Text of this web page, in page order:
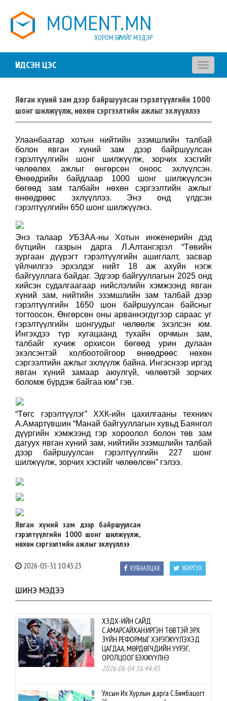
ХОРОМ БҮРИЙГ МЭДЭР
ҮНДСЭН ЦЭС
Toggle
Явган хүний зам дээр байршуулсан гэрэлтүүлгийн 1000
шонг шилжүүлж, нөхөн сэргээлтийн ажлыг эхлүүллээ
Улаанбаатар хотын нийтийн эзэмшлийн талбай
болон явган хүний зам дээр байршуулсан
гэрэлтүүлгийн шонг шилжүүлж, зорчих хэсгийг
чөлөөлөх ажлыг өнгөрсөн оноос эхлүүлсэн.
Өнөөдрийн байдлаар 1000 шонг шилжүүлсэн
бөгөөд зам талбайн нөхөн сэргээлтийн ажлыг
өнөөдрөөс эхлүүллээ. Энэ онд үлдсэн
гэрэлтүүлгийн 650 шонг шилжүүлнэ.
Энэ талаар УБЗАА-ны Хотын инженерийн дэд
бүтцийн газрын дарга Л.Алтангэрэл “Төвийн
зургаан дүүрэгт гэрэлтүүлгийн ашиглалт, засвар
үйлчилгээ эрхэлдэг нийт 18 аж ахуйн нэгж
байгууллага байдаг. Эдгээр байгууллагын 2025 онд
хийсэн судалгаагаар нийслэлийн хэмжээнд явган
хүний зам, нийтийн эзэмшлийн зам талбай дээр
гэрэлтүүлгийн 1650 шон байршуулсан байсныг
тогтоосон. Өнгөрсөн оны арваннэгдүгээр сараас уг
гэрэлтүүлгийн шонгуудыг чөлөөлж эхэлсэн юм.
Ингэхдээ түр хугацаанд тухайн орчмын зам,
талбайг хучиж орхисон бөгөөд урин дулаан
эхэлсэнтэй холбоотойгоор өнөөдрөөс нөхөн
сэргээлтийн ажлыг эхлүүлж байна. Ингэснээр иргэд
явган хүний замаар аюулгүй, чөлөөтэй зорчих
боломж бүрдэж байгаа юм” гэв.
“Төгс гэрэлтүүлэг” ХХК-ийн цахилгааны техникч
А.Амартүвшин “Манай байгууллагын хувьд Баянгол
дүүргийн хэмжээнд гэр хороолол болон төв зам
дагуух явган хүний зам, нийтийн эзэмшлийн талбай
дээр байршуулсан гэрэлтүүлгийн 227 шонг
шилжүүлж, зорчих хэсгийг чөлөөлсөн” гэлээ.
Явган хүний зам дээр байршуулсан
гэрэлтүүлгийн 1000 шонг шилжүүлж,
нөхөн сэргээлтийн ажлыг эхлүүллээ
2026-03-31 10:43:23 ЖИРГЭХ
ХУВААЛЦАХ
ШИНЭ МЭДЭЭ
ХЗДХ-ИЙН САЙД
С.АМАРСАЙХАН:ИРГЭН ТӨВТЭЙ ЭРХ
ЗҮЙН РЕФОРМЫГ ХЭРЭГЖҮҮЛЭХЭД
ЦАГДАА, МӨРДӨГЧДИЙН ҮҮРЭГ,
ОРОЛЦООГ БЭХЖҮҮЛНЭ
2026-06-04 16:44:45
Улсын Их Хурлын дарга С.Бямбацогт